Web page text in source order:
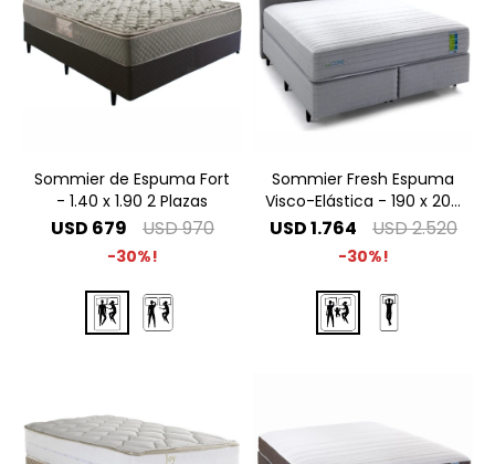
Sommier de Espuma Fort
- 1.40 x 1.90 2 Plazas
USD 679 USD970
30
Sommier Fresh Espuma
Visco-Elástica - 190 x 200
King Especial
USD1.764 USD2.520
30